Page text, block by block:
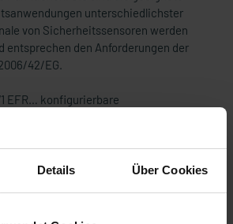
Details Über Cookies
unterschiedlichster
von Sicherheitssensoren werden
entsprechen den Anforderungen der
42/EG.
EFR… konfigurierbare
mit 4 unabhängigen
(2-kanalig) und bis zu 4
sowie 4 Kontrollausgängen.